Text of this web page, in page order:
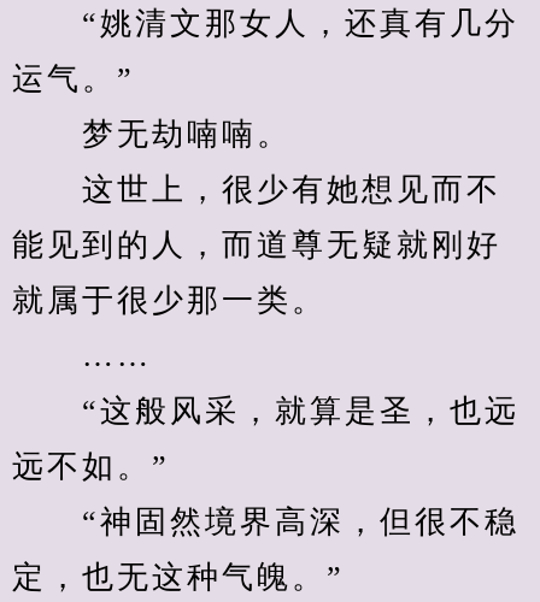
“姚清文那女人，还真有几分
运气。”
梦无劫喃喃。
这世上，很少有她想见而不
能见到的人，而道尊无疑就刚好
就属于很少那一类。
……
“这般风采，就算是圣，也远
远不如。”
“神固然境界高深，但很不稳
定，也无这种气魄。”